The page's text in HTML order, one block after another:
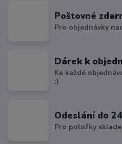
Poštovné
Pro objednávky
Dárek k
Ke každé
:)
Odeslání do
Pro položky